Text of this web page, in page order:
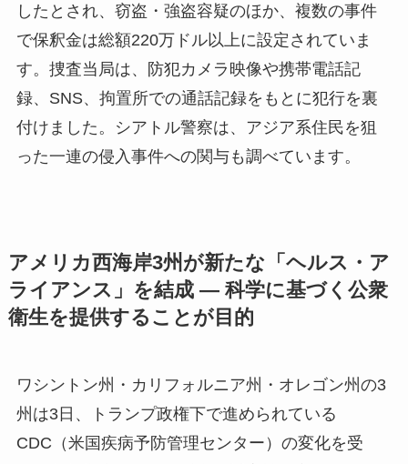
したとされ、窃盗・強盗容疑のほか、複数の事件
で保釈金は総額220万ドル以上に設定されていま
す。捜査当局は、防犯カメラ映像や携帯電話記
録、SNS、拘置所での通話記録をもとに犯行を裏
付けました。シアトル警察は、アジア系住民を狙
った一連の侵入事件への関与も調べています。
アメリカ西海岸3州が新たな「ヘルス・ア
ライアンス」を結成 ― 科学に基づく公衆
衛生を提供することが目的
ワシントン州・カリフォルニア州・オレゴン州の3
州は3日、トランプ政権下で進められている
CDC（米国疾病予防管理センター）の変化を受